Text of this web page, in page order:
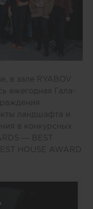
в зале RYABOV
ежегодная Гала-
ландшафта и
в конкурсных
— BEST
HOUSE AWARD